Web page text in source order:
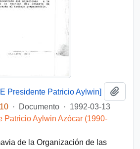
Presidente Patricio Aylwin]
· Documento · 1992-03-13
Patricio Aylwin Azócar (1990-
de la Organización de las